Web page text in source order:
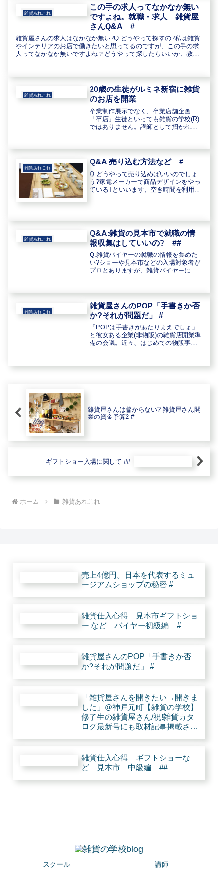
があります。・一般雑貨店の基準...
雑貨あれこれ
この手の求人ってなかなか無い
ですよね。就職・求人 雑貨屋
さんQ&A #
雑貨屋さんの求人はなかなか無い?Q:どうやって探すの?私は雑貨
やインテリアのお店で働きたいと思ってるのですが、この手の求
人ってなかなか無いですよね？どうやって探したらいいか、教え
雑貨あれこれ
20歳の生徒がルミネ新宿に雑貨
のお店を開業
卒業制作展示でなく、卒業店舗企画
「卒店」生徒といっても雑貨の学校(R)
ではありません。講師として招かれて
意欲は同じですが。いわゆる卒業制作
展示→略して、卒展→実際に商品...
雑貨あれこれ
Q&A 売り込む方法など #
Q:どうやって売り込めばいいのでしょ
う?家電メーカーで商品デザインをやっ
ているTといいます。空き時間を利用し
ットみたいな所で小売りしたりして...
雑貨あれこれ
Q&A:雑貨の見本市で就職の情
報収集はしていいの? ##
Q.雑貨バイヤーの就職の情報を集めた
い?ショーや見本市などの入場対象者が
プロとありますが、雑貨バイヤーにな
(2001/05/20/HP経由のお問い合わせpillo
さん)A:...
雑貨あれこれ
雑貨屋さんのPOP「手書きか否
か?それが問題だ」 #
「POPは手書きがあたりまえでしょ」
と彼女ある企業(非物販)の雑貨店開業準
備の会議。近々、はじめての物販事業
し、今日の会議はPOPの内容とその制
雑貨屋さんは儲からない? 雑貨屋さん開
業の資金予算2 #
ギフトショー入場に関して ##
ホーム 雑貨あれこれ
売上4億円。日本を代表するミュ
ージアムショップの秘密 #
雑貨仕入心得 見本市ギフトショ
ー など バイヤー初級編 #
雑貨屋さんのPOP「手書きか否
か?それが問題だ」 #
「雑貨屋さんを開きたい→開きま
した」@神戸元町【雑貨の学校】
修了生の雑貨屋さん/祝!雑貨カタ
ログ最新号にも取材記事掲載され
雑貨仕入心得 ギフトショーな
ど 見本市 中級編 ##
スクール 講師